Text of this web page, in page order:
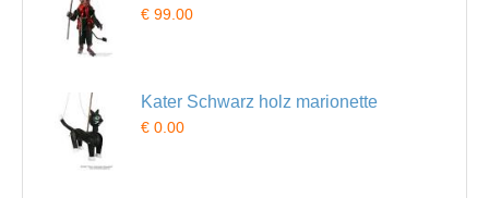
€ 99.00
Kater Schwarz holz marionette
€ 0.00